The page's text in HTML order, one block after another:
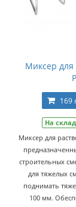
Миксер для
169
На
Миксер для
строительных
для тяжелых
поднимать
100 мм.